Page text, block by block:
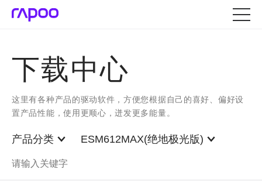
下载中心
这里有各种产品的驱动软件，方便您根据自己的喜好、偏好设
置产品性能，使用更顺心，迸发更多能量。
产品分类 ESM612MAX(绝地极光版)